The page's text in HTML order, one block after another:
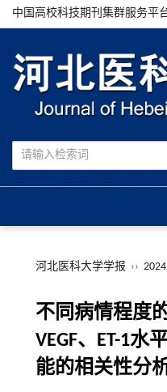
中国高校科技期刊集群服务平
河北医科大学学报 ››
不同病情程度
VEGF、ET-1水
能的相关性分